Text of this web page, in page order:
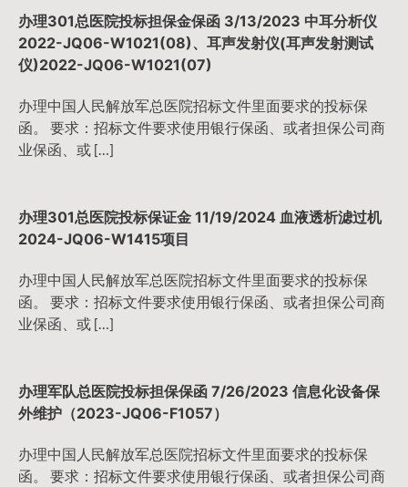
办理301总医院投标担保金保函 3/13/2023 中耳分析仪
2022-JQ06-W1021(08)、耳声发射仪(耳声发射测试
仪)2022-JQ06-W1021(07)
办理中国人民解放军总医院招标文件里面要求的投标保
函。 要求：招标文件要求使用银行保函、或者担保公司商
业保函、或 […]
办理301总医院投标保证金 11/19/2024 血液透析滤过机
2024-JQ06-W1415项目
办理中国人民解放军总医院招标文件里面要求的投标保
函。 要求：招标文件要求使用银行保函、或者担保公司商
业保函、或 […]
办理军队总医院投标担保保函 7/26/2023 信息化设备保
外维护（2023-JQ06-F1057）
办理中国人民解放军总医院招标文件里面要求的投标保
函。 要求：招标文件要求使用银行保函、或者担保公司商